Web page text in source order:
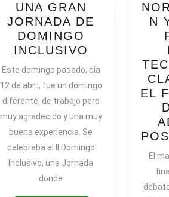
UNA GRAN
JORNADA DE
DOMINGO
INCLUSIVO
GRAN
JORNADA
DE
DOMINGO
INCLUSIVO
Este domingo pasado, día
12 de abril, fue un domingo
diferente, de trabajo pero
muy agradecido y una muy
buena experiencia. Se
celebraba el II Domingo
Inclusivo, una Jornada
donde
N
EL
El